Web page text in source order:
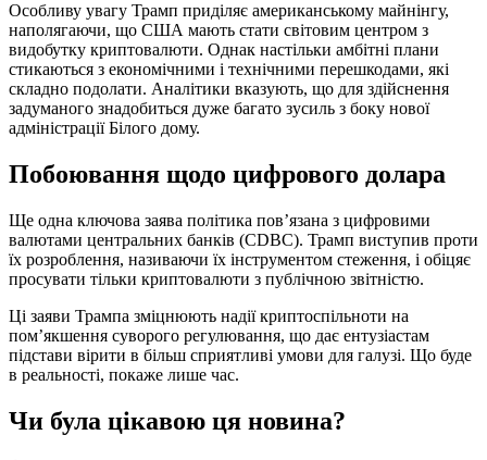
Особливу увагу Трамп приділяє американському майнінгу,
наполягаючи, що США мають стати світовим центром з
видобутку криптовалюти. Однак настільки амбітні плани
стикаються з економічними і технічними перешкодами, які
складно подолати. Аналітики вказують, що для здійснення
задуманого знадобиться дуже багато зусиль з боку нової
адміністрації Білого дому.
Побоювання щодо цифрового долара
Ще одна ключова заява політика пов’язана з цифровими
валютами центральних банків (CDBC). Трамп виступив проти
їх розроблення, називаючи їх інструментом стеження, і обіцяє
просувати тільки криптовалюти з публічною звітністю.
Ці заяви Трампа зміцнюють надії криптоспільноти на
пом’якшення суворого регулювання, що дає ентузіастам
підстави вірити в більш сприятливі умови для галузі. Що буде
в реальності, покаже лише час.
Чи була цікавою ця новина?